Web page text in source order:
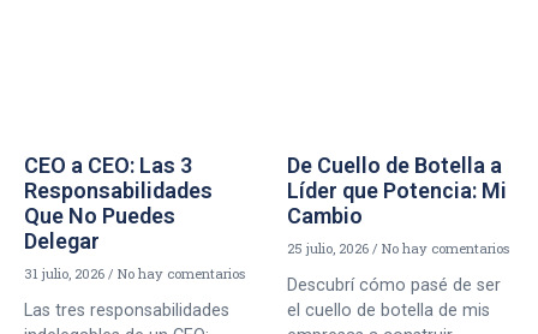
CEO a CEO: Las 3
Responsabilidades
Que No Puedes
Delegar
31 julio, 2026 No hay comentarios
Las tres responsabilidades
De Cuello de Botella a
Líder que Potencia: Mi
Cambio
25 julio, 2026 No hay comentarios
Descubrí cómo pasé de ser
el cuello de botella de mis